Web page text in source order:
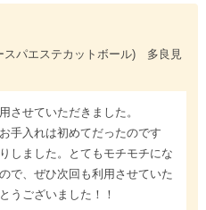
スパエステカットボール) 多良見
させていただきました。
手入れは初めてだったのです
しました。とてもモチモチにな
で、ぜひ次回も利用させていた
うございました！！